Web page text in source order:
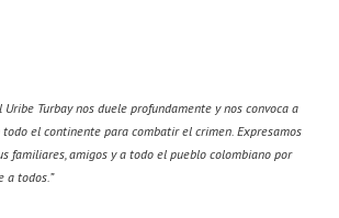
Turbay nos duele profundamente y nos convoca a
todo el continente para combatir el crimen. Expresamos
familiares, amigos y a todo el pueblo colombiano por
a todos.”